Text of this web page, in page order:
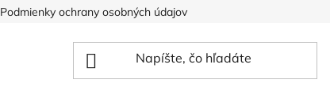
Podmienky ochrany osobných údajov